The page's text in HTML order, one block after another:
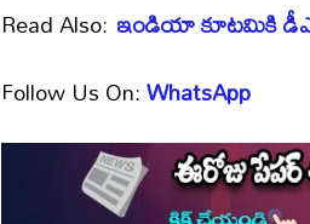
Read Also: ఇండియా కూటమికి
Follow Us On:WhatsApp